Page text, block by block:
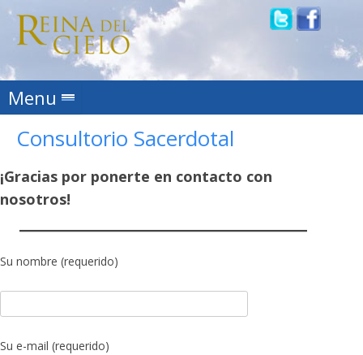
Menu Skip to content
Consultorio Sacerdotal
¡Gracias por ponerte en contacto con
nosotros!
Su nombre (requerido)
Su e-mail (requerido)